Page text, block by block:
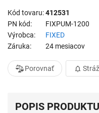
Kód tovaru 412531
PN kód
FIXPUM-1200
Výrobca
FIXED
Záruka
24 mesiacov
Porovnať
POPIS PRODUKTU